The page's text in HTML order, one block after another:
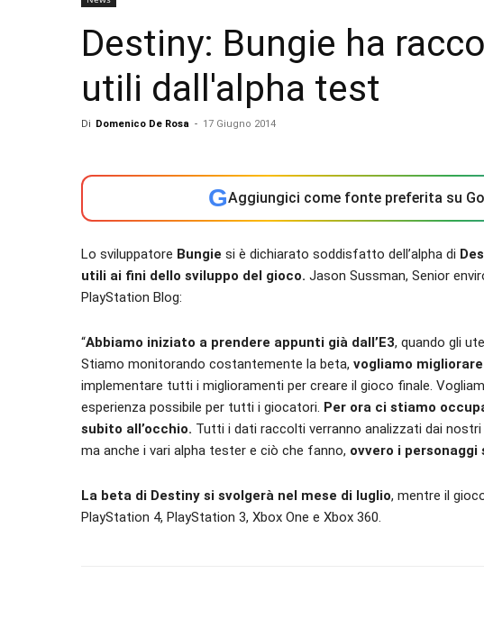
Destiny: Bungie ha
utili dall'alpha test
Di Domenico De Rosa - 17 Giugno 2014
GAggiungici come fonte preferita su
Lo sviluppatore Bungie si è dichiarato soddisfatto dell’alpha di
utili ai fini dello sviluppo del gioco. Jason Sussman, Senior
PlayStation Blog:
“Abbiamo iniziato a prendere appunti già dall’E3, quando gli
Stiamo monitorando costantemente la beta, vogliamo
implementare tutti i miglioramenti per creare il gioco finale.
esperienza possibile per tutti i giocatori. Per ora ci stiamo
subito all’occhio. Tutti i dati raccolti verranno analizzati dai
ma anche i vari alpha tester e ciò che fanno, ovvero i
La beta di Destiny si svolgerà nel mese di luglio, mentre il
PlayStation 4, PlayStation 3, Xbox One e Xbox 360.